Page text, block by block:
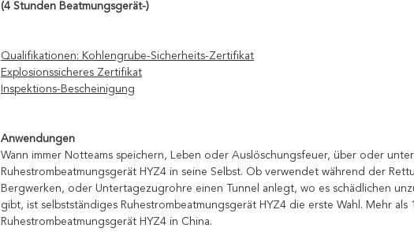
(4 Stunden Beatmungsgerät-)
Qualifikationen: Kohlengrube-Sicherheits-Zertifikat
Explosionssicheres Zertifikat
Inspektions-Bescheinigung
Anwendungen
Wann immer Notteams speichern, Leben oder Auslöschungsfeuer, über oder
Ruhestrombeatmungsgerät HYZ4 in seine Selbst. Ob verwendet während der
Bergwerken, oder Untertagezugrohre einen Tunnel anlegt, wo es schädlichen
gibt, ist selbstständiges Ruhestrombeatmungsgerät HYZ4 die erste Wahl. Mehr
Ruhestrombeatmungsgerät HYZ4 in China.